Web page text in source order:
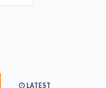
LATEST